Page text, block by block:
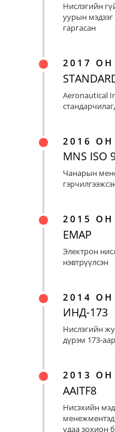
Нислэгийн
уурын
гаргасан
2017 ОН
Aeronautical
2016 ОН
MNS ISO
Чанарын
2015 ОН
EMAP
Электрон
нэвтрүүлсэн
2014 ОН
ИНД-173
Нислэгийн
дүрэм 173-
2013 ОН
AAITF8
Нисэхийн
удаа зохион